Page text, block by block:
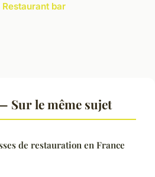
bar
Sur le même sujet
de restauration en France